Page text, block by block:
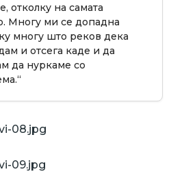
отколку на самата
Многу ми се допадна
многу што реков дека
и отсега каде и да
да нуркаме со